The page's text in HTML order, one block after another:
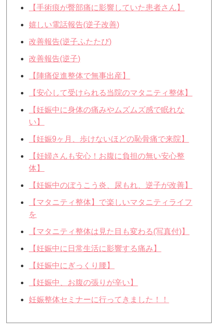
【手術痕が臀部痛に影響していた患者さん】
嬉しい電話報告(逆子改善)
改善報告(逆子ふたたび)
改善報告(逆子)
【陣痛促進整体で無事出産】
【安心して受けられる当院のマタニティ整体】
【妊娠中に身体の痛みやムズムズ感で眠れな
い】
【妊娠9ヶ月、歩けないほどの恥骨痛で来院】
【妊婦さんも安心！お腹に負担の無い安心整
体】
【妊娠中のぼうこう炎、尿もれ、逆子が改善】
【マタニティ整体】で楽しいマタニティライフ
を
【マタニティ整体は見た目も変わる(写真付)】
【妊娠中に日常生活に影響する痛み】
【妊娠中にぎっくり腰】
【妊娠中、お腹の張りが辛い】
妊娠整体セミナーに行ってきました！！